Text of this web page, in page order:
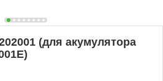
(для акумулятора